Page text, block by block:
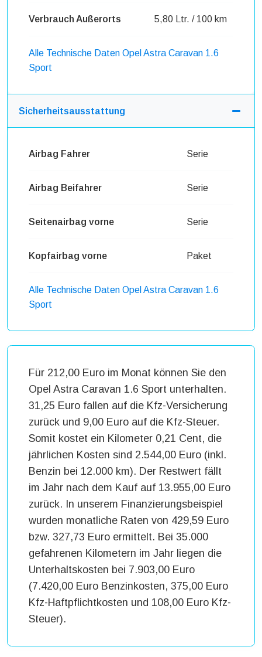
Verbrauch Außerorts 5,80 Ltr. / 100 km
Alle Technische Daten Opel Astra Caravan 1.6
Sport
Sicherheitsausstattung
Airbag Fahrer Serie
Airbag Beifahrer Serie
Seitenairbag vorne Serie
Kopfairbag vorne Paket
Alle Technische Daten Opel Astra Caravan 1.6
Sport
Für 212,00 Euro im Monat können Sie den
Opel Astra Caravan 1.6 Sport unterhalten.
31,25 Euro fallen auf die Kfz-Versicherung
zurück und 9,00 Euro auf die Kfz-Steuer.
Somit kostet ein Kilometer 0,21 Cent, die
jährlichen Kosten sind 2.544,00 Euro (inkl.
Benzin bei 12.000 km). Der Restwert fällt
im Jahr nach dem Kauf auf 13.955,00 Euro
zurück. In unserem Finanzierungsbeispiel
wurden monatliche Raten von 429,59 Euro
bzw. 327,73 Euro ermittelt. Bei 35.000
gefahrenen Kilometern im Jahr liegen die
Unterhaltskosten bei 7.903,00 Euro
(7.420,00 Euro Benzinkosten, 375,00 Euro
Kfz-Haftpflichtkosten und 108,00 Euro Kfz-
Steuer).